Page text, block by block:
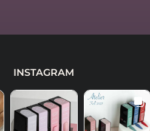
INSTAGRAM